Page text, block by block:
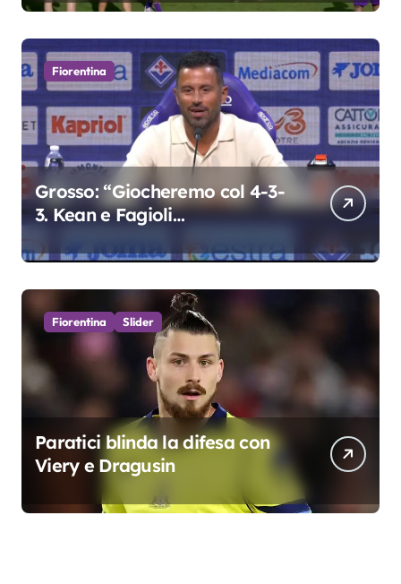
Fiorentina
Grosso: “Giocheremo col 4-3-
3. Kean e Fagioli
colpo”
Fiorentina Slider
Paratici blinda la difesa con
Viery e Dragusin